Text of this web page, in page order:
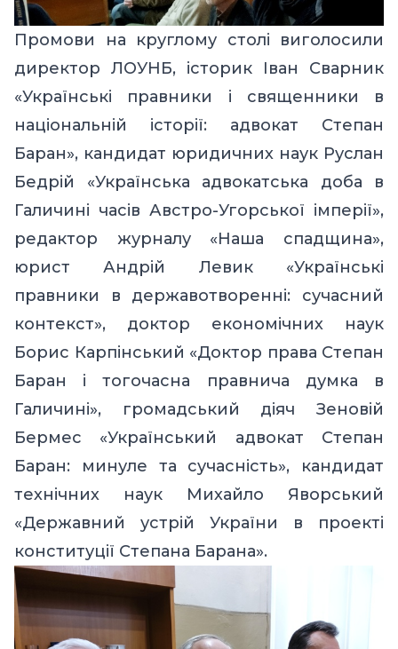
Промови на круглому столі виголосили
директор ЛОУНБ, історик Іван Сварник
«Українські правники і священники в
національній історії: адвокат Степан
Баран», кандидат юридичних наук Руслан
Бедрій «Українська адвокатська доба в
Галичині часів Австро-Угорської імперії»,
редактор журналу «Наша спадщина»,
юрист Андрій Левик «Українські
правники в державотворенні: сучасний
контекст», доктор економічних наук
Борис Карпінський «Доктор права Степан
Баран і тогочасна правнича думка в
Галичині», громадський діяч Зеновій
Бермес «Український адвокат Степан
Баран: минуле та сучасність», кандидат
технічних наук Михайло Яворський
«Державний устрій України в проекті
конституції Степана Барана».